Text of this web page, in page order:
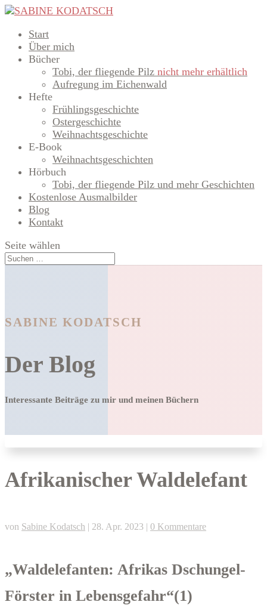
Start
Über mich
Bücher
Tobi, der fliegende Pilz nicht mehr erhältlich
Aufregung im Eichenwald
Hefte
Frühlingsgeschichte
Ostergeschichte
Weihnachtsgeschichte
E-Book
Weihnachtsgeschichten
Hörbuch
Tobi, der fliegende Pilz und mehr Geschichten
Kostenlose Ausmalbilder
Blog
Kontakt
Seite wählen
SABINE KODATSCH
Der Blog
Interessante Beiträge zu mir und meinen Büchern
Afrikanischer Waldelefant
von Sabine Kodatsch | 28. Apr. 2023 | 0 Kommentare
„Waldelefanten: Afrikas Dschungel-
Förster in Lebensgefahr“(1)